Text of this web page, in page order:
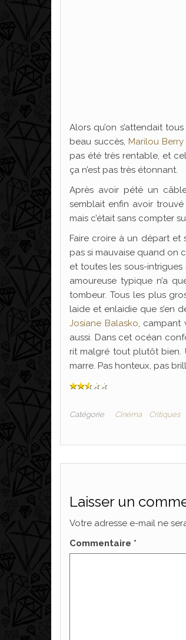
Alors qu’on s’attendait
beau succès, Marilou Berry
pas été très rentable, et
ça n’est pas très étonnant.
Après avoir pété un
semblait enfin avoir
mais c’était sans compter
Faire croire à un départ et
pas si mauvaise quand on
et toutes les sous-
amoureuse typique n’a
tombeur. Tous les plus
laide et enlaidie que s’en
Josiane Balasko, campant
aussi. Dans cet océan
rit malgré tout plutôt bien.
marre. Pas honteux, pas
Catégorie Cinéma Critiques
Laisser un
Votre adresse e-mail ne
Commentaire *